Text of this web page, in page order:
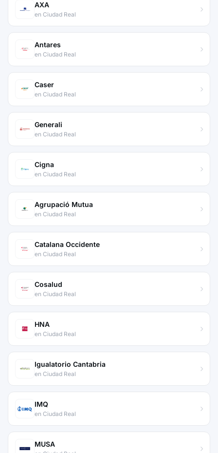
AXA
en Ciudad Real
Antares
en Ciudad Real
Caser
en Ciudad Real
Generali
en Ciudad Real
Cigna
en Ciudad Real
Agrupació Mutua
en Ciudad Real
Catalana Occidente
en Ciudad Real
Cosalud
en Ciudad Real
HNA
en Ciudad Real
Igualatorio Cantabria
en Ciudad Real
IMQ
en Ciudad Real
MUSA